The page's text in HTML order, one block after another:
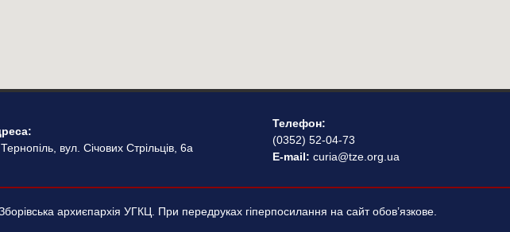
вул. Січових Стрільців, 6а
Телефон:
(0352) 52-04-73
E-mail: curia@tze.org.ua
архиєпархія УГКЦ. При передруках гіперпосилання на сайт обов’язкове.